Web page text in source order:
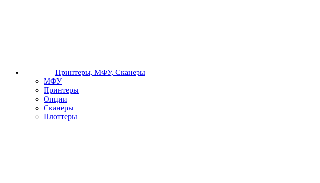
Принтеры, МФУ, Сканеры
МФУ
Принтеры
Опции
Сканеры
Плоттеры